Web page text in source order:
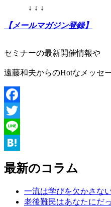
↓ ↓ ↓
【メールマガジン登録】
セミナーの最新開催情報や
遠藤和夫からのHotなメッセ
Facebook
Twitter
Line
最新のコラム
一流は学びを欠かさない
老後難民はあなたにだ